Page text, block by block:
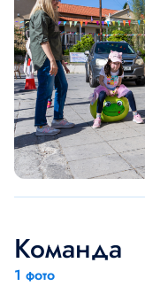
Команда
1 фото